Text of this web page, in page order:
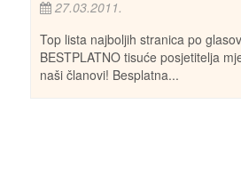
27.03.2011.
Top lista najboljih stranica po
BESTPLATNO tisuće posjetitelja
naši članovi! Besplatna...